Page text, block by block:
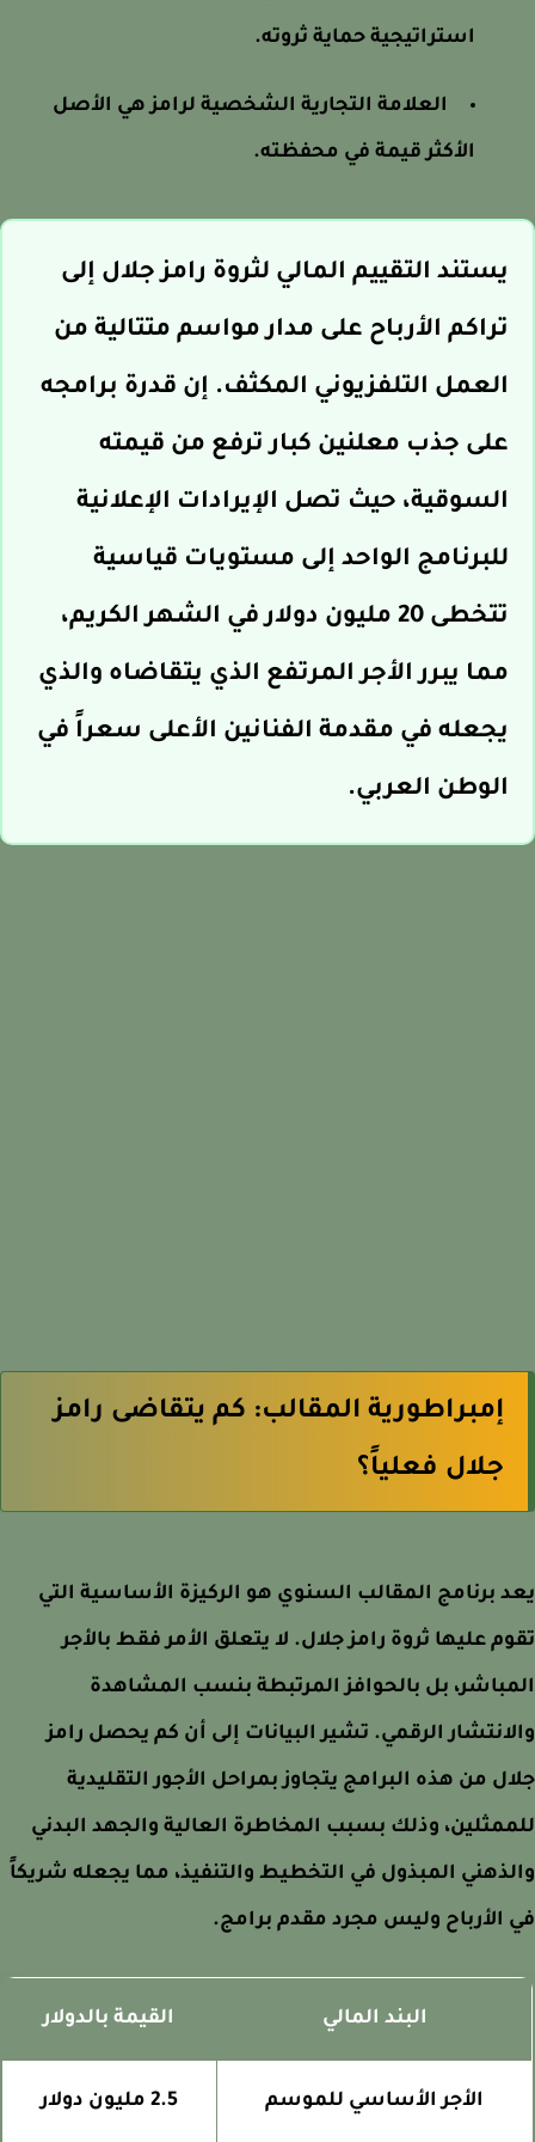
استراتيجية حماية ثروته.
العلامة التجارية الشخصية لرامز هي الأصل
الأكثر قيمة في محفظته.
يستند التقييم المالي لثروة رامز جلال إلى
تراكم الأرباح على مدار مواسم متتالية من
العمل التلفزيوني المكثف. إن قدرة برامجه
على جذب معلنين كبار ترفع من قيمته
السوقية، حيث تصل الإيرادات الإعلانية
للبرنامج الواحد إلى مستويات قياسية
تتخطى 20 مليون دولار في الشهر الكريم،
مما يبرر الأجر المرتفع الذي يتقاضاه والذي
يجعله في مقدمة الفنانين الأعلى سعراً في
الوطن العربي.
إمبراطورية المقالب: كم يتقاضى رامز
جلال فعلياً؟
برنامج المقالب السنوي هو الركيزة الأساسية التي
عليها ثروة رامز جلال. لا يتعلق الأمر فقط بالأجر
بل بالحوافز المرتبطة بنسب المشاهدة
الرقمي. تشير البيانات إلى أن كم يحصل رامز
من هذه البرامج يتجاوز بمراحل الأجور التقليدية
وذلك بسبب المخاطرة العالية والجهد البدني
المبذول في التخطيط والتنفيذ، مما يجعله شريكاً
الأرباح وليس مجرد مقدم برامج.
البند المالي القيمة بالدولار
الأجر الأساسي للموسم 2.5 مليون دولار